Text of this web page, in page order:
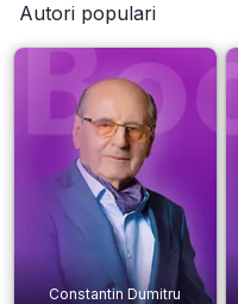
Autori populari
Constantin Dumitru